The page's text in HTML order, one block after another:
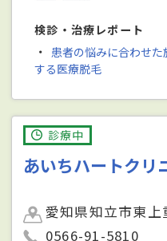
検診・治療レポート
・ 患者の悩みに合わせ
する医療脱毛
診療中
あいちハートクリ
愛知県知立市東上
0566-91-5810